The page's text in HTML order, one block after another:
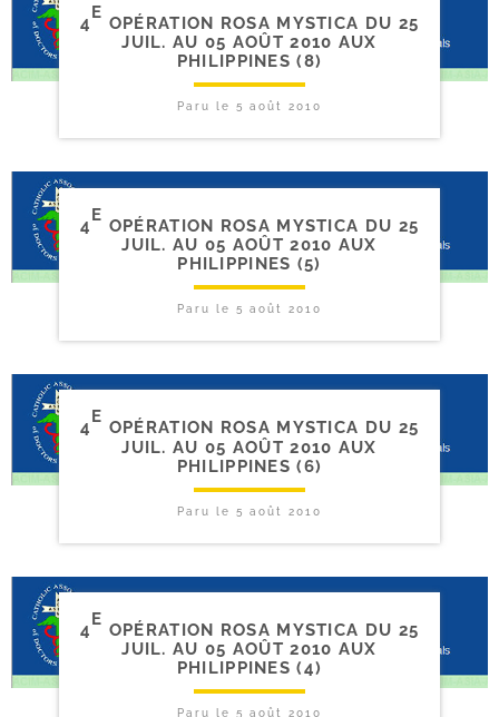
4
E
OPÉRATION ROSA MYSTICA DU 25
JUIL. AU 05 AOÛT 2010 AUX
PHILIPPINES (8)
Paru le 5 août 2010
4
E
OPÉRATION ROSA MYSTICA DU 25
JUIL. AU 05 AOÛT 2010 AUX
PHILIPPINES (5)
Paru le 5 août 2010
4
E
OPÉRATION ROSA MYSTICA DU 25
JUIL. AU 05 AOÛT 2010 AUX
PHILIPPINES (6)
Paru le 5 août 2010
4
E
OPÉRATION ROSA MYSTICA DU 25
JUIL. AU 05 AOÛT 2010 AUX
PHILIPPINES (4)
Paru le 5 août 2010